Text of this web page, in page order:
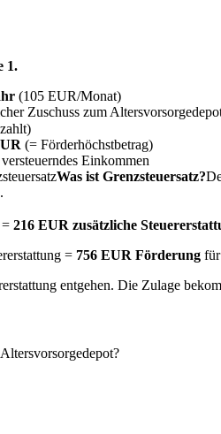
1.
(105 EUR/Monat)
Zuschuss zum
(= Förderhöchstbetrag)
Einkommen
Was ist Grenzsteuersatz?
216 EUR zusätzliche
= 756 EUR Förderung
entgehen. Die Zulage